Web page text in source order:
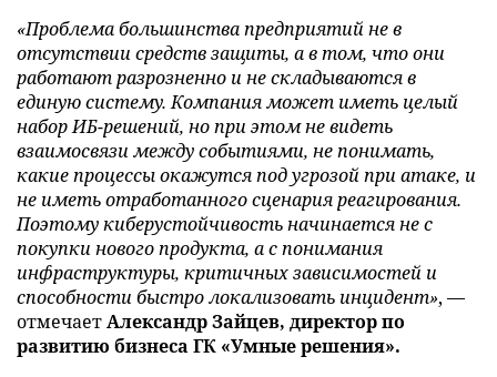
«Проблема большинства предприятий не в
отсутствии средств защиты, а в том, что они
работают разрозненно и не складываются в
единую систему. Компания может иметь целый
набор ИБ-решений, но при этом не видеть
взаимосвязи между событиями, не понимать,
какие процессы окажутся под угрозой при атаке, и
не иметь отработанного сценария реагирования.
Поэтому киберустойчивость начинается не с
покупки нового продукта, а с понимания
инфраструктуры, критичных зависимостей и
способности быстро локализовать инцидент», —
отмечаетАлександр Зайцев, директор по
развитию бизнеса ГК «Умные решения».